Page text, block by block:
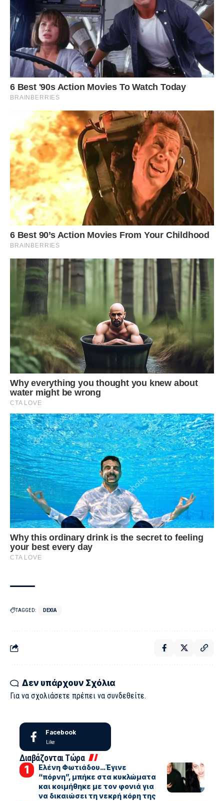
TAGGED: DEXIA
Δεν υπάρχουν Σχόλια
Για να σχολιάσετε πρέπει να συνδεθείτε.
Facebook
Like
Διαβάζονται Τώρα
Ελένη Φωτιάδου…Έγινε
“πόρνη”, μπήκε στα κυκλώματα
και κοιμήθηκε με τον φονιά για
να δικαιώσει τη νεκρή κόρη της